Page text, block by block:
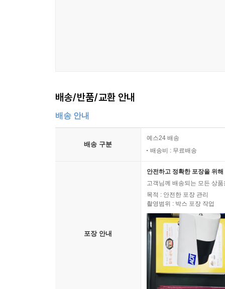
배송/반품/교환 안내
배송 안내
배송 구분
예스24 배송
배송비 : 무료배송
포장 안내
안전하고 정확한 포장을 위
고객님께 배송되는 모든 상
목적 : 안전한 포장 관리
촬영범위 : 박스 포장 작업